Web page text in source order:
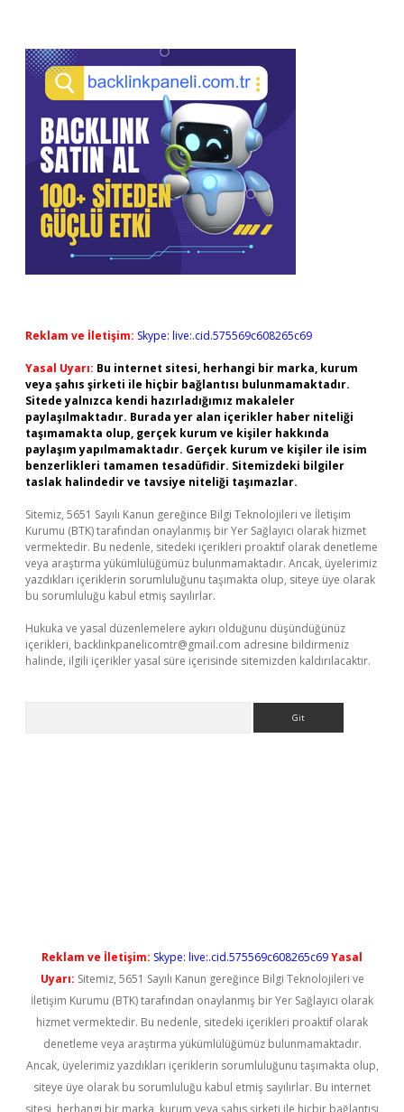
Reklam ve İletişim: Skype: live:.cid.575569c608265c69
Yasal Uyarı: Bu internet sitesi, herhangi bir marka, kurum
veya şahıs şirketi ile hiçbir bağlantısı bulunmamaktadır.
Sitede yalnızca kendi hazırladığımız makaleler
paylaşılmaktadır. Burada yer alan içerikler haber niteliği
taşımamakta olup, gerçek kurum ve kişiler hakkında
paylaşım yapılmamaktadır. Gerçek kurum ve kişiler ile isim
benzerlikleri tamamen tesadüfidir. Sitemizdeki bilgiler
taslak halindedir ve tavsiye niteliği taşımazlar.
Sitemiz, 5651 Sayılı Kanun gereğince Bilgi Teknolojileri ve İletişim
Kurumu (BTK) tarafından onaylanmış bir Yer Sağlayıcı olarak hizmet
vermektedir. Bu nedenle, sitedeki içerikleri proaktif olarak denetleme
veya araştırma yükümlülüğümüz bulunmamaktadır. Ancak, üyelerimiz
yazdıkları içeriklerin sorumluluğunu taşımakta olup, siteye üye olarak
bu sorumluluğu kabul etmiş sayılırlar.
Hukuka ve yasal düzenlemelere aykırı olduğunu düşündüğünüz
içerikleri, backlinkpanelicomtr@gmail.com adresine bildirmeniz
halinde, ilgili içerikler yasal süre içerisinde sitemizden kaldırılacaktır.
Reklam ve İletişim: Skype: live:.cid.575569c608265c69Yasal
Uyarı: Sitemiz, 5651 Sayılı Kanun gereğince Bilgi Teknolojileri ve
İletişim Kurumu (BTK) tarafından onaylanmış bir Yer Sağlayıcı olarak
hizmet vermektedir. Bu nedenle, sitedeki içerikleri proaktif olarak
denetleme veya araştırma yükümlülüğümüz bulunmamaktadır.
Ancak, üyelerimiz yazdıkları içeriklerin sorumluluğunu taşımakta olup,
siteye üye olarak bu sorumluluğu kabul etmiş sayılırlar. Bu internet
sitesi, herhangi bir marka, kurum veya şahıs şirketi ile hiçbir bağlantısı